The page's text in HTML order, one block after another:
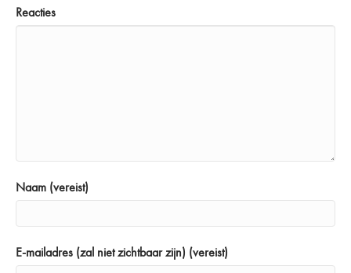
Reacties
Naam (vereist)
E-mailadres (zal niet zichtbaar zijn) (vereist)